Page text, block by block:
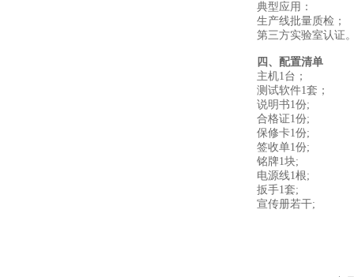
‌典型应用‌：
生产线批量质检；
第三方实验室认证
四、配置清单
主机1台；
测试软件1套；
说明书1份;
合格证1份;
保修卡1份;
签收单1份;
铭牌1块;
电源线1根;
扳手1套;
宣传册若干;